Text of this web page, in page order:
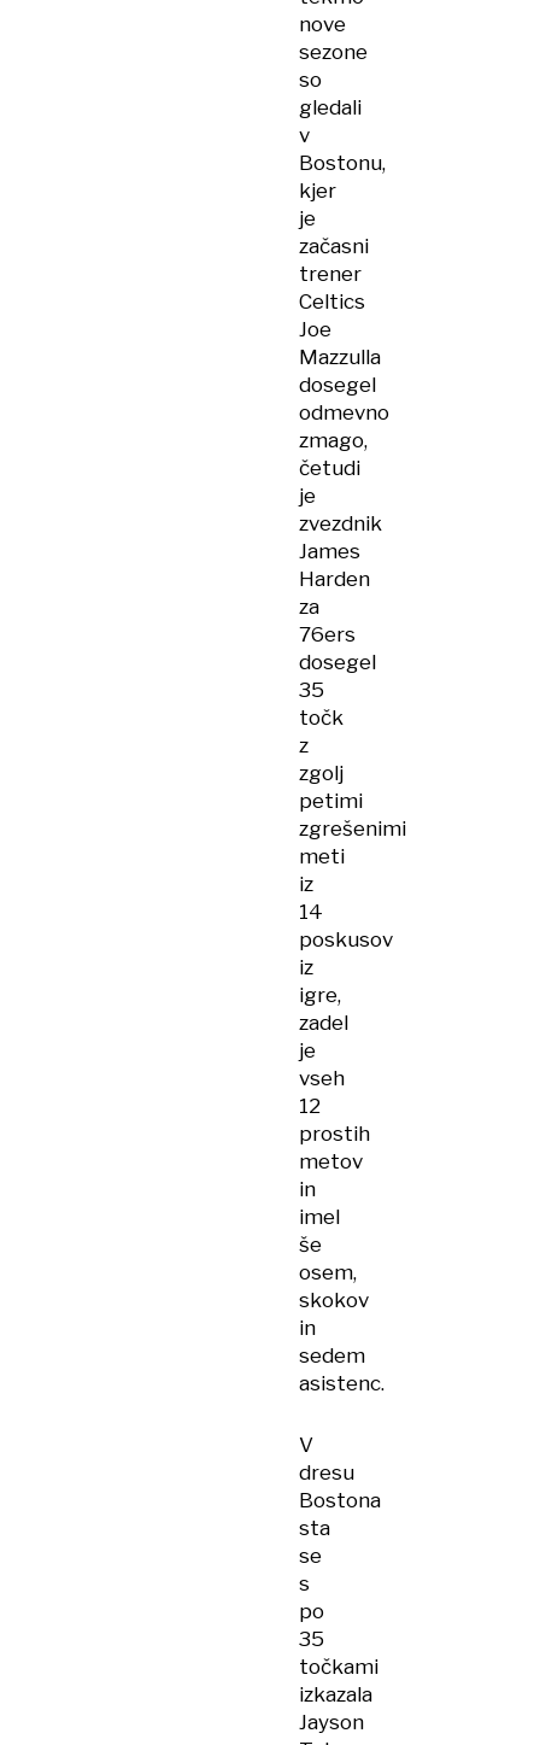
nove
sezone
so
gledali
v
Bostonu,
kjer
je
začasni
trener
Celtics
Joe
Mazzulla
dosegel
odmevno
zmago,
četudi
je
zvezdnik
James
Harden
za
76ers
dosegel
35
točk
z
zgolj
petimi
zgrešenimi
meti
iz
14
poskusov
iz
igre,
zadel
je
vseh
12
prostih
metov
in
imel
še
osem,
skokov
in
sedem
asistenc.
V
dresu
Bostona
sta
se
s
po
35
točkami
izkazala
Jayson